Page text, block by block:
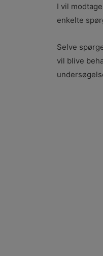
I vil
enkelte
Selve
vil blive